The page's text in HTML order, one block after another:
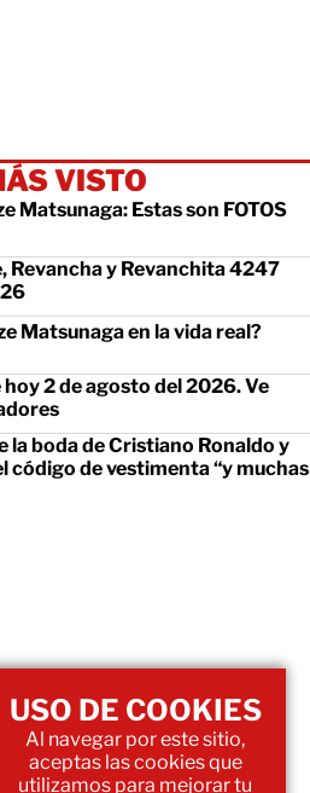
VISTO
Matsunaga: Estas son FOTOS
Revancha y Revanchita 4247
Matsunaga en la vida real?
2 de agosto del 2026. Ve
la boda de Cristiano Ronaldo y
código de vestimenta “y muchas
USO DE COOKIES
Al navegar por este sitio,
aceptas las cookies que
utilizamos para mejorar tu